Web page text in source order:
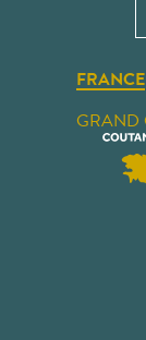
FRANCE
GRAND